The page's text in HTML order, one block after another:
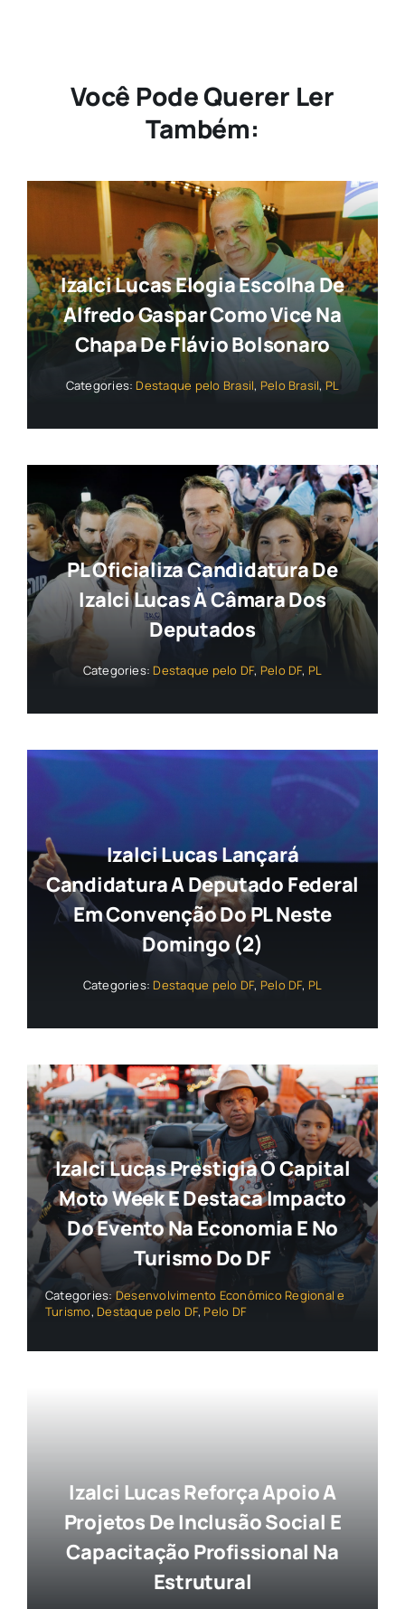
Você Pode Querer Ler
Também:
Izalci Lucas Elogia Escolha De
Alfredo Gaspar Como Vice Na
Chapa De Flávio Bolsonaro
Categories: Destaque pelo Brasil, Pelo Brasil, PL
PL Oficializa Candidatura De
Izalci Lucas À Câmara Dos
Deputados
Categories: Destaque pelo DF, Pelo DF, PL
Izalci Lucas Lançará
Candidatura A Deputado Federal
Em Convenção Do PL Neste
Domingo (2)
Categories: Destaque pelo DF, Pelo DF, PL
Izalci Lucas Prestigia O Capital
Moto Week E Destaca Impacto
Do Evento Na Economia E No
Turismo Do DF
Categories: Desenvolvimento Econômico Regional e
Turismo, Destaque pelo DF, Pelo DF
Izalci Lucas Reforça Apoio A
Projetos De Inclusão Social E
Capacitação Profissional Na
Estrutural